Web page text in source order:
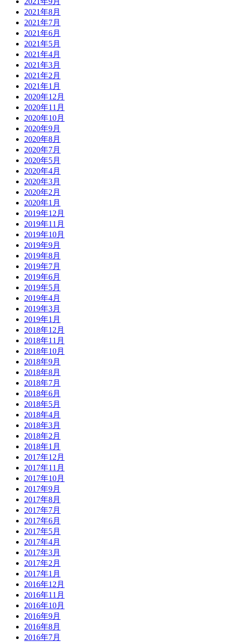
2021年8月
2021年7月
2021年6月
2021年5月
2021年4月
2021年3月
2021年2月
2021年1月
2020年12月
2020年11月
2020年10月
2020年9月
2020年8月
2020年7月
2020年5月
2020年4月
2020年3月
2020年2月
2020年1月
2019年12月
2019年11月
2019年10月
2019年9月
2019年8月
2019年7月
2019年6月
2019年5月
2019年4月
2019年3月
2019年1月
2018年12月
2018年11月
2018年10月
2018年9月
2018年8月
2018年7月
2018年6月
2018年5月
2018年4月
2018年3月
2018年2月
2018年1月
2017年12月
2017年11月
2017年10月
2017年9月
2017年8月
2017年7月
2017年6月
2017年5月
2017年4月
2017年3月
2017年2月
2017年1月
2016年12月
2016年11月
2016年10月
2016年9月
2016年8月
2016年7月